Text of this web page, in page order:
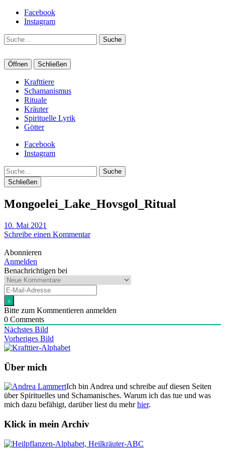
Facebook
Instagram
Suche
Öffnen Schließen
Krafttiere
Schamanismus
Rituale
Kräuter
Spirituelle Lyrik
Götter
Facebook
Instagram
Suche
Schließen
Mongoelei_Lake_Hovsgol_Ritual
10. Mai 2021
Schreibe einen Kommentar
Abonnieren
Anmelden
Benachrichtigen bei
Bitte zum Kommentieren anmelden
0 Comments
Nächstes Bild
Vorheriges Bild
Über mich
Ich bin Andrea und schreibe auf diesen Seiten
über Spirituelles und Schamanisches. Warum ich das tue und was
mich dazu befähigt, darüber liest du mehrhier.
Klick in mein Archiv